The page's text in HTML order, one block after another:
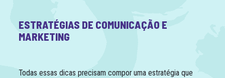
ESTRATÉGIAS DE COMUNICAÇÃO E
MARKETING
Todas essas dicas precisam compor uma estratégia que